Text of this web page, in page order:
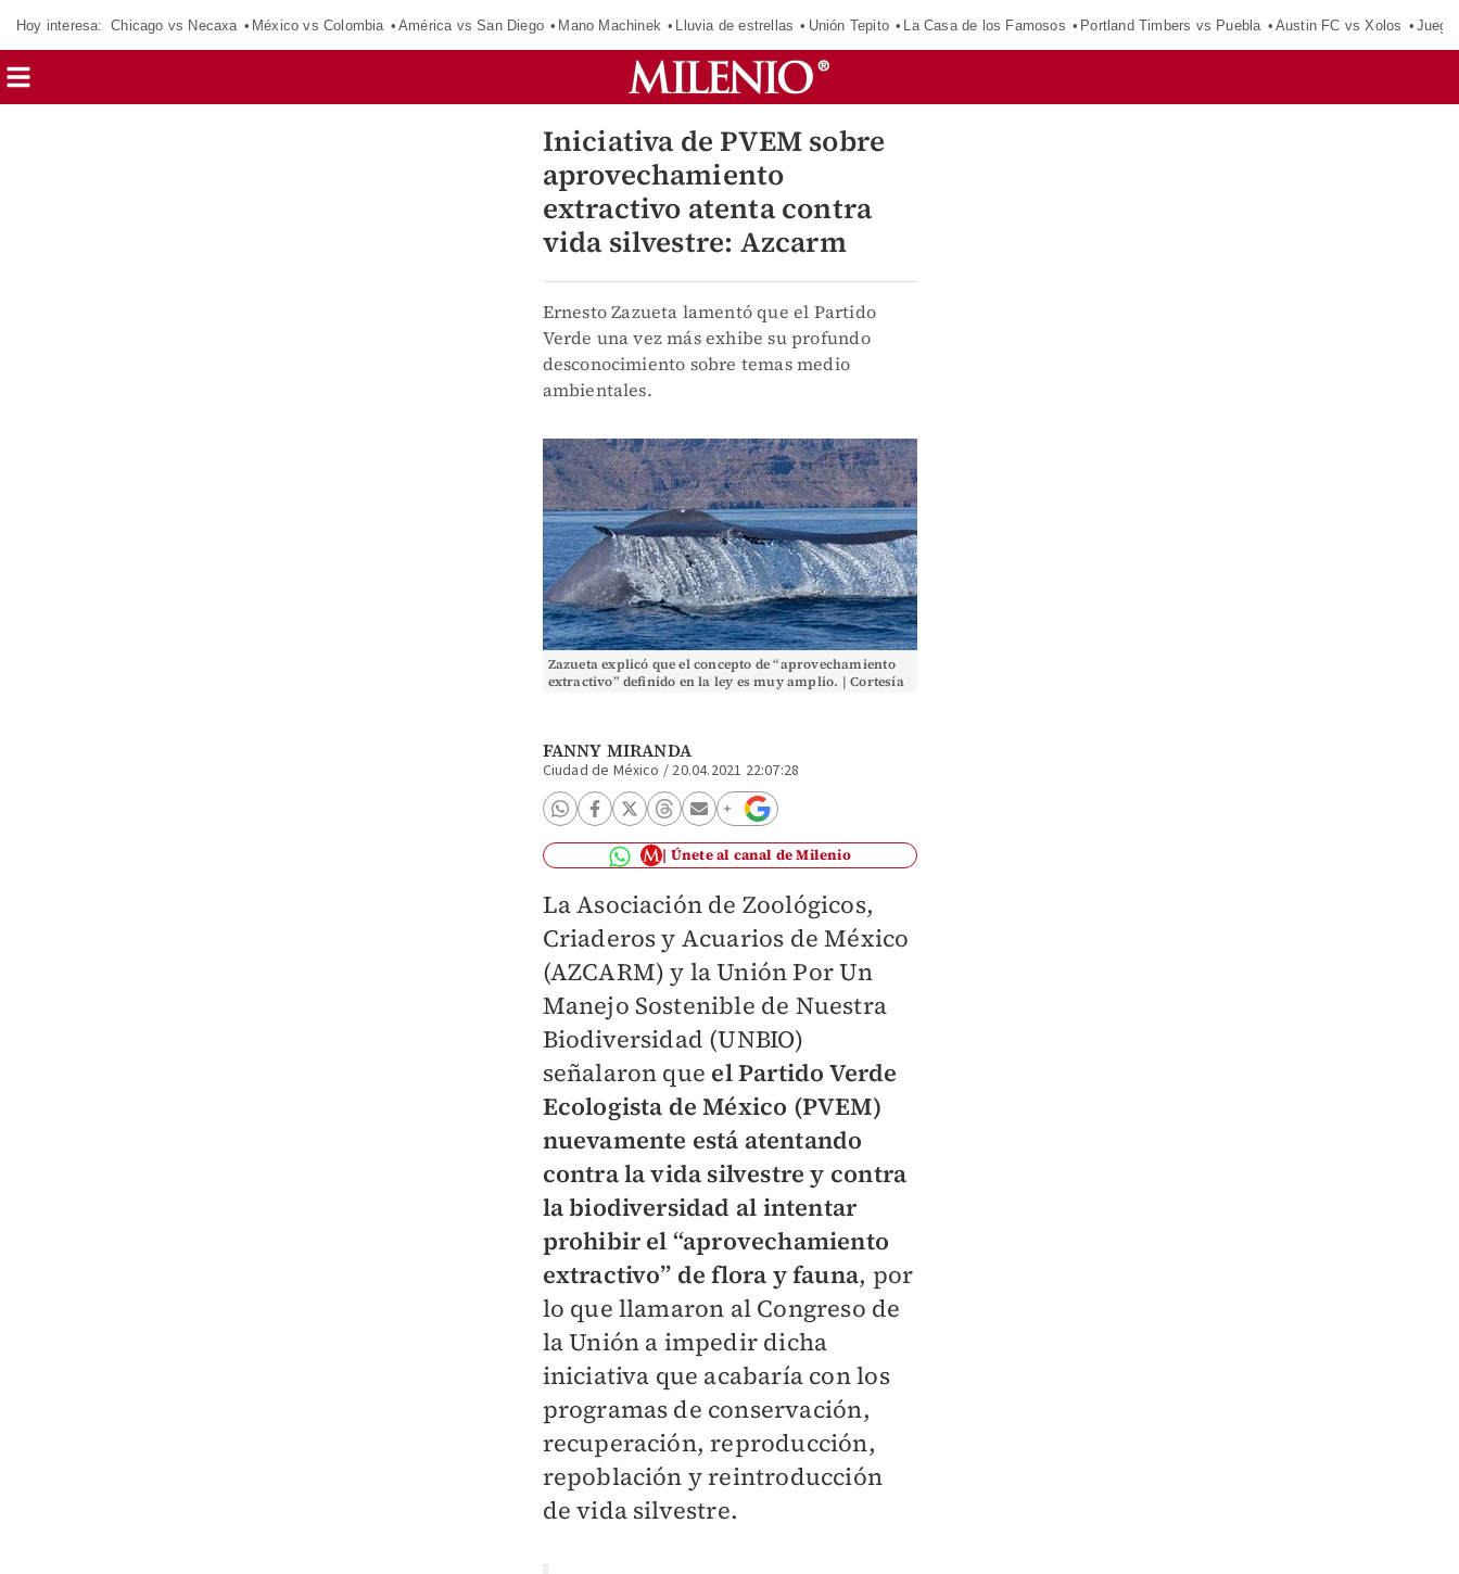
Hoy interesa: Chicago vs Necaxa México vs Colombia América vs San Diego Mano Machinek Lluvia de estrellas Unión Tepito La Casa de los Famosos Portland Timbers vs Puebla Austin FC vs Xolos
Iniciativa de PVEM sobre
aprovechamiento
extractivo atenta contra
vida silvestre: Azcarm
Ernesto Zazueta lamentó que el Partido
Verde una vez más exhibe su profundo
desconocimiento sobre temas medio
ambientales.
Zazueta explicó que el concepto de “aprovechamiento
extractivo” definido en la ley es muy amplio. | Cortesía
FANNY MIRANDA
Ciudad de México / 20.04.2021 22:07:28
Únete al canal de Milenio
La Asociación de Zoológicos,
Criaderos y Acuarios de México
(AZCARM) y la Unión Por Un
Manejo Sostenible de Nuestra
Biodiversidad (UNBIO)
señalaron que el Partido Verde
Ecologista de México (PVEM)
nuevamente está atentando
contra la vida silvestre y contra
la biodiversidad al intentar
prohibir el “aprovechamiento
extractivo” de flora y fauna, por
lo que llamaron al Congreso de
la Unión a impedir dicha
iniciativa que acabaría con los
programas de conservación,
recuperación, reproducción,
repoblación y reintroducción
de vida silvestre.